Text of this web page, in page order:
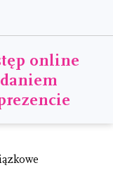
online